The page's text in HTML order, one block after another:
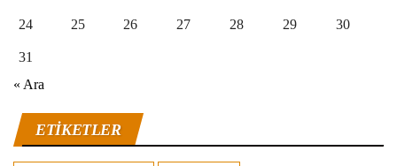
24 25 26 27 28 29 30
31
« Ara
ETIKETLER